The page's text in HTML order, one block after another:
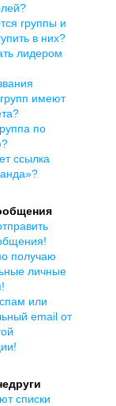
группы и
в них?
лидером
имеют
по
ссылка
получаю
личные
или
email от
списки